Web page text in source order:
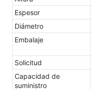
Espesor
Diámetro
Embalaje
Solicitud
Capacidad de
suministro